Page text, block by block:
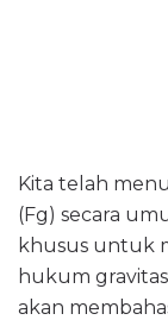
Kita telah
(Fg) secara
khusus untuk
hukum
akan